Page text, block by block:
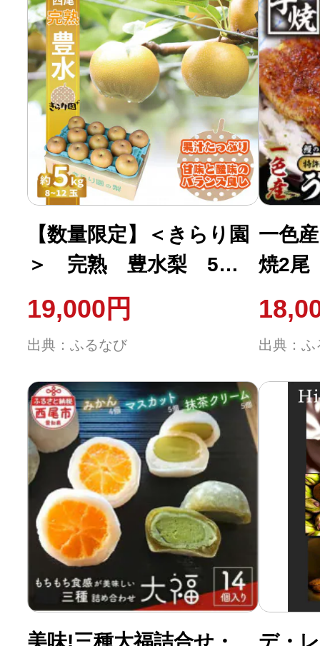
【数量限定】＜きらり園
＞ 完熟 豊水梨 5
㎏・K086-19
19,000円
出典：ふるなび
一色
焼2尾
I034-
出典：ふ
美味!三種大福詰合せ・ デ・